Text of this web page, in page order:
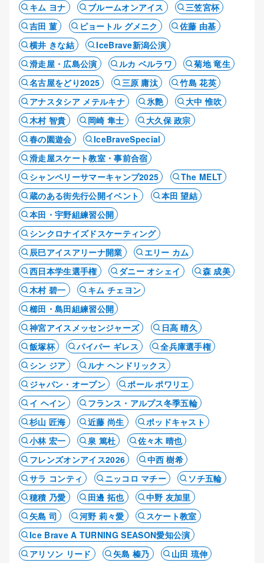
キム ヨナ
ブルームオンアイス
三笠宮杯
吉田 菫
ピョートル グメニク
佐藤 由基
横井 きな結
IceBrave新潟公演
滑走屋・広島公演
ルカ ベルラワ
菊地 竜生
名古屋をどり2025
三原 庸汰
竹島 花英
アナスタシア メテルキナ
氷艶
大中 惟吹
木村 智貴
岡崎 隼士
大久保 政宗
春の園遊会
IceBraveSpecial
滑走屋スケート教室・事前合宿
シャンペリーサマーキャンプ2025
The MELT
蔵のある街先行公開イベント
本田 望結
本田・宇野組練習公開
シンクロナイズドスケーティング
辰巳アイスアリーナ開業
エリー カム
西日本学生選手権
ダニー オシェイ
森 成美
木村 碧一
キム チェヨン
櫛田・島田組練習公開
神宮アイスメッセンジャーズ
日高 晴久
飯塚杯
パイパー ギレス
全兵庫選手権
シン ジア
ルナ ヘンドリックス
ジャパン・オープン
ポール ポワリエ
イ ヘイン
フランス・アルプス冬季五輪
杉山 匠海
近藤 尚生
ポッドキャスト
小林 宏一
泉 篤杜
佐々木 晴也
フレンズオンアイス2026
中西 樹希
サラ コンティ
ニッコロ マチー
ソチ五輪
穂積 乃愛
田邊 拓也
中野 友加里
矢島 司
河野 莉々愛
スケート教室
Ice Brave A TURNING SEASON愛知公演
アリソン リード
矢島 榛乃 山田 琉伸